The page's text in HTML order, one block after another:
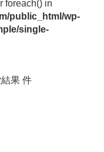
foreach() in
public_html/wp-
single-
果 件